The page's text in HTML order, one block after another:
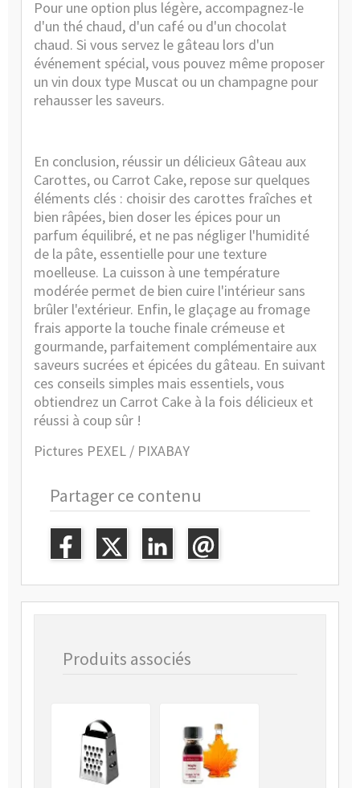
Pour une option plus légère, accompagnez-le
d'un thé chaud, d'un café ou d'un chocolat
chaud. Si vous servez le gâteau lors d'un
événement spécial, vous pouvez même proposer
un vin doux type Muscat ou un champagne pour
rehausser les saveurs.
En conclusion, réussir un délicieux Gâteau aux
Carottes, ou Carrot Cake, repose sur quelques
éléments clés : choisir des carottes fraîches et
bien râpées, bien doser les épices pour un
parfum équilibré, et ne pas négliger l'humidité
de la pâte, essentielle pour une texture
moelleuse. La cuisson à une température
modérée permet de bien cuire l'intérieur sans
brûler l'extérieur. Enfin, le glaçage au fromage
frais apporte la touche finale crémeuse et
gourmande, parfaitement complémentaire aux
saveurs sucrées et épicées du gâteau. En suivant
ces conseils simples mais essentiels, vous
obtiendrez un Carrot Cake à la fois délicieux et
réussi à coup sûr !
Pictures PEXEL / PIXABAY
Partager ce contenu
Produits associés